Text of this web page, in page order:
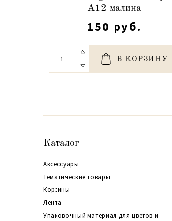
A12 малина
150 руб.
В КОРЗИНУ
Каталог
Аксессуары
Тематические товары
Корзины
Лента
Упаковочный материал для цветов и